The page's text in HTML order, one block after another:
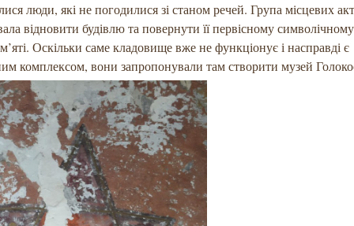
люди, які не погодилися зі станом речей. Група місцевих
відновити будівлю та повернути її первісному
Оскільки саме кладовище вже не функціонує і насправді є
комплексом, вони запропонували там створити музей